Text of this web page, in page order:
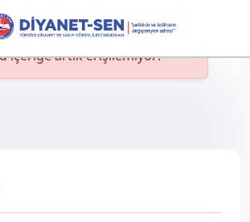
içeriğe artık erişilemiyor!